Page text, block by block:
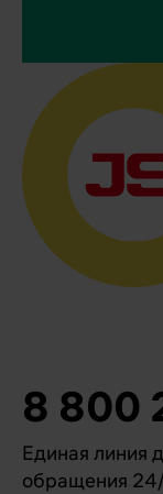
продукты.
Корректная
эффективная
работа
чистый
салоне.
Бренд
8 800
Единая линия
обращения